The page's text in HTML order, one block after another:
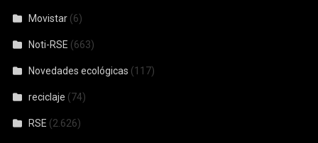
Movistar (6)
Noti-RSE (663)
Novedades ecológicas (117)
reciclaje (74)
RSE (2.626)